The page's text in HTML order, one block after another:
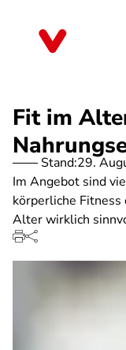
Fit im
Stand:29.
Im Angebot sind
körperliche
Alter wirklich